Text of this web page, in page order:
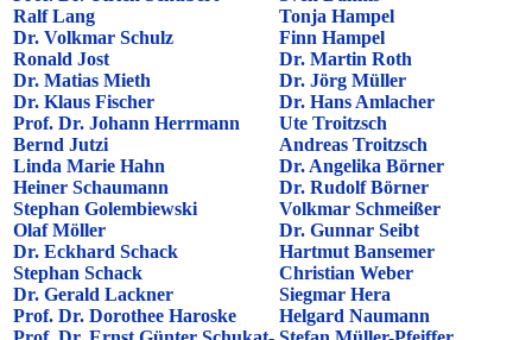
Ralf Lang
Dr. Volkmar Schulz
Ronald Jost
Dr. Matias Mieth
Dr. Klaus Fischer
Prof. Dr. Johann Herrmann
Bernd Jutzi
Linda Marie Hahn
Heiner Schaumann
Stephan Golembiewski
Olaf Möller
Dr. Eckhard Schack
Stephan Schack
Dr. Gerald Lackner
Prof. Dr. Dorothee Haroske
Tonja Hampel
Finn Hampel
Dr. Martin Roth
Dr. Jörg Müller
Dr. Hans Amlacher
Ute Troitzsch
Andreas Troitzsch
Dr. Angelika Börner
Dr. Rudolf Börner
Volkmar Schmeißer
Dr. Gunnar Seibt
Hartmut Bansemer
Christian Weber
Siegmar Hera
Helgard Naumann